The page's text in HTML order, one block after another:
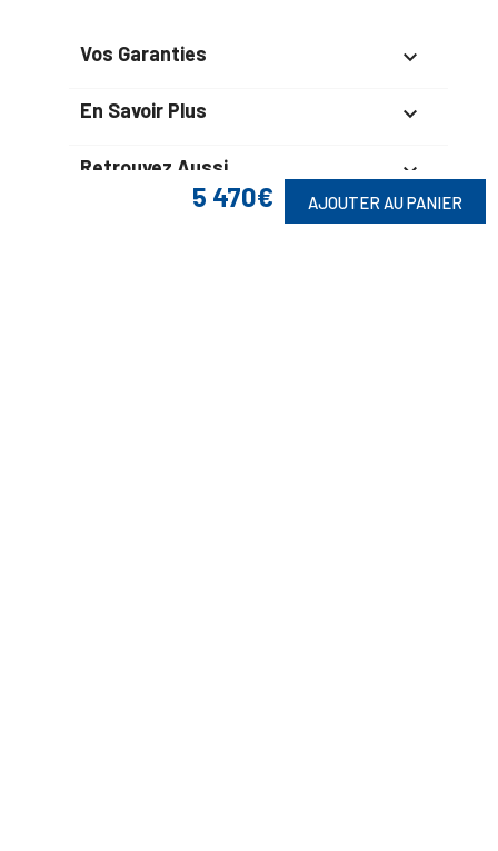
5 470€ AJOUTER AU PANIER
Vos Garanties 
En Savoir Plus 
Retrouvez Aussi 